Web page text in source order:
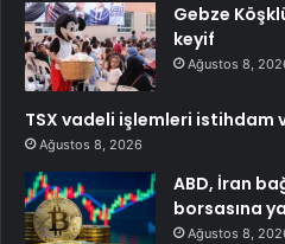
Gebze
keyif
Ağustos 8,
TSX vadeli işlemleri istihdam
Ağustos 8, 2026
ABD, İran
borsasına
Ağustos 8,